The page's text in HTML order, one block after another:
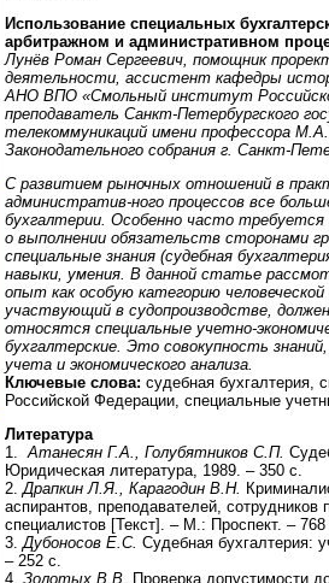
Использование специальных
арбитражном и административном
Лунёв Роман Сергеевич, помощник
деятельности, ассистент кафедры
АНО ВПО «Смольный институт
преподаватель Санкт-Петербургского
телекоммуникаций имени профессора
Законодательного собрания г. Санкт-
С развитием рыночных отношений в
административ-ного процессов все
бухгалтерии. Особенно часто
о выполнении обязательств сторонами
специальные знания (судебная
навыки, умения. В данной статье
опыт как особую категорию
участвующий в судопроизводстве,
относятся специальные учетно-
бухгалтерские. Это совокупность
учета и экономического анализа.
Ключевые слова: судебная бухгалтерия,
Российской Федерации, специальные
Литература
1.Атанесян Г.А., Голубятников С.П.
Юридическая литература, 1989. – 350 с.
2.Драпкин Л.Я., Карагодин В.Н.
аспирантов, преподавателей, сотрудников
специалистов [Текст]. – М.: Проспект. – 768
3.Дубоносов Е.С. Судебная бухгалтерия:
– 252 с.
4. Золотых В.В. Проверка допустимости